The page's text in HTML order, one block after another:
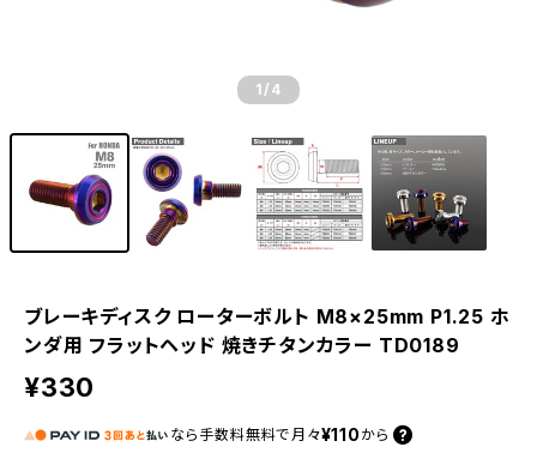
1 /4
ブレーキディスク ローターボルト M8×25mm P1.25 ホ
ンダ用 フラットヘッド 焼きチタンカラー TD0189
¥330
なら 手数料無料で 月々¥110 から